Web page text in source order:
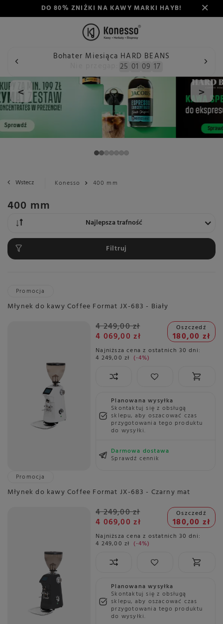
DO 80% ZNIŻKI NA KAWY MARKI HAYB!
Bohater Miesiąca HARD BEANS
25 01 09 17
< >
Wstecz Konesso 400 mm
400 mm
Zmień sortowanie
Najlepsza trafność
Filtruj
Promocja
Młynek do kawy Coffee Format JX-683 - Biały
4 249,00 zł
4 069,00 zł
Oszczedź
180,00 zł
Najniższa cena z ostatnich 30 dni:
4 249,00 zł -4%
Planowana wysyłka
Skontaktuj się z obsługą
sklepu, aby oszacować czas
przygotowania tego produktu
do wysyłki.
Darmowa dostawa
Sprawdź cennik
Promocja
Młynek do kawy Coffee Format JX-683 - Czarny mat
4 249,00 zł
4 069,00 zł
Oszczedź
180,00 zł
Najniższa cena z ostatnich 30 dni:
4 249,00 zł -4%
Planowana wysyłka
Skontaktuj się z obsługą
sklepu, aby oszacować czas
przygotowania tego produktu
do wysyłki.